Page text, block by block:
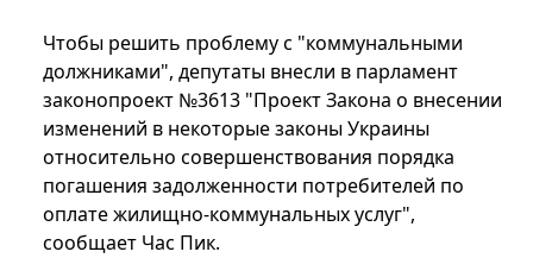
Чтобы решить проблему с "коммунальными
должниками", депутаты внесли в парламент
законопроект №3613 "Проект Закона о внесении
изменений в некоторые законы Украины
относительно совершенствования порядка
погашения задолженности потребителей по
оплате жилищно-коммунальных услуг",
сообщает Час Пик.